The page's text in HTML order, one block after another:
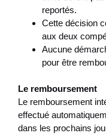
reportés.
Cette décision
aux deux
Aucune
pour être
Le remboursement
Le remboursement
effectué
dans les prochains